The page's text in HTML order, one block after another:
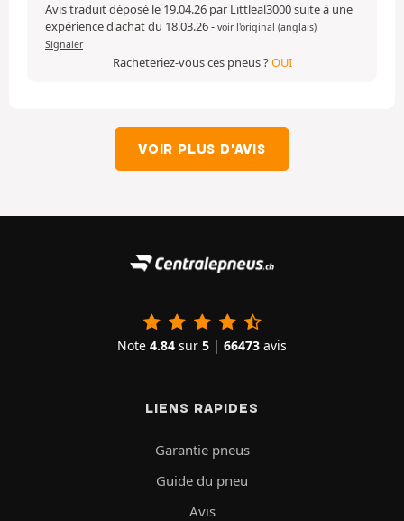
Avis traduit déposé le 19.04.26 par Littleal3000 suite à une
expérience d'achat du 18.03.26- voir l'original (anglais)
Signaler
Racheteriez-vous ces pneus ?OUI
VOIR PLUS D'AVIS
Note 4.84 sur 5 | 66473 avis
LIENS RAPIDES
Garantie pneus
Guide du pneu
Avis